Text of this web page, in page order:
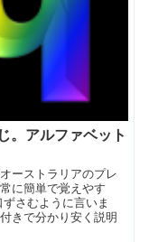
。アルファベット
ーストラリアのプレ
に簡単で覚えやす
さむように言いま
きで分かり安く説明